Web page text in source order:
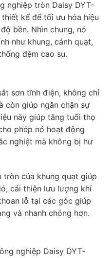
nghiệp tròn Daisy DYT-
kế để tối ưu hóa hiệu
bền. Nhìn chung, nó
như khung, cánh quạt,
đệm cao su.
sơn tĩnh điện, không chỉ
còn giúp ngăn chặn sự
này giúp tăng tuổi thọ
phép nó hoạt động
nghiệt mà không bị hư
tròn của khung quạt giúp
cải thiện lưu lượng khí
lỗ tại các góc giúp
và nhanh chóng hơn.
nghiệp Daisy DYT-